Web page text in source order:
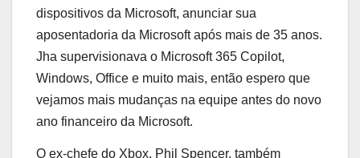
dispositivos da Microsoft, anunciar sua
aposentadoria da Microsoft após mais de 35 anos.
Jha supervisionava o Microsoft 365 Copilot,
Windows, Office e muito mais, então espero que
vejamos mais mudanças na equipe antes do novo
ano financeiro da Microsoft.
O ex-chefe do Xbox, Phil Spencer, também